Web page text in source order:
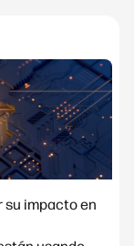
su impacto en